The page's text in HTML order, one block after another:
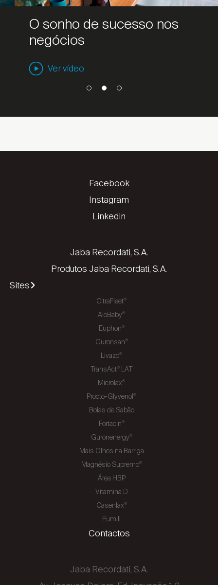
Encontrar local de venda
O sonho de sucesso nos
negócios
Ver vídeo
Facebook
Instagram
Linkedin
Jaba Recordati, S.A.
Produtos Jaba Recordati, S.A.
Sites
CitraFleet®
AloBaby®
Euphon®
Guronsan®
Livazo®
TransAct®LAT
Microlax®
Procto-Glyvenol®
Bolas de Sabão
Fortacin®
Guronenergy®
Mais Olhos na Barriga
Magnésio Supremo®
Área HBP
Vitamina D
Casenlax®
Eumill
Contactos
Jaba Recordati, S.A.